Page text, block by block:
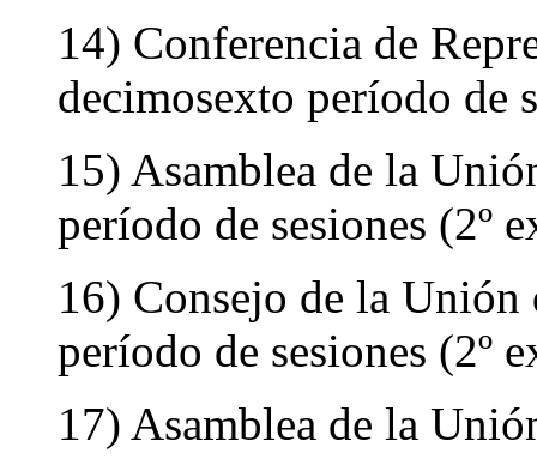
14) Conferencia de
decimosexto período de
15) Asamblea de la
período de sesiones (2º
16) Consejo de la
período de sesiones (2º
17) Asamblea de la